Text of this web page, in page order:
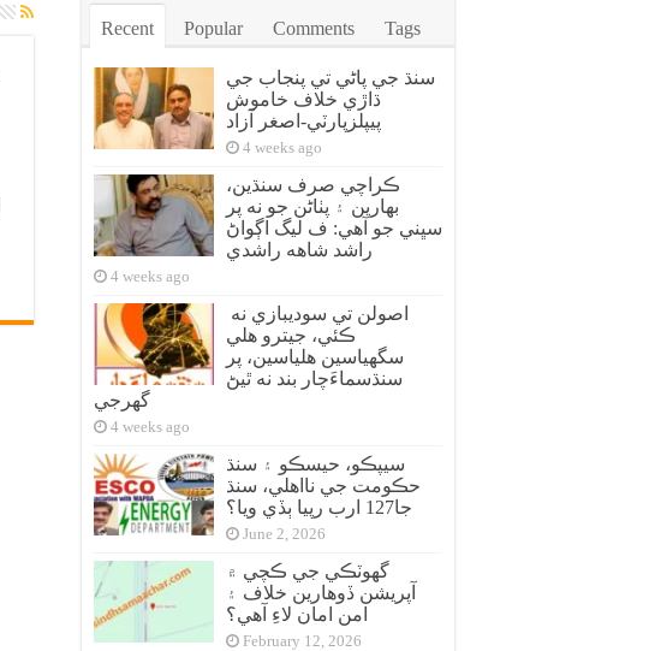
Recent Popular Comments Tags
سنڌ جي پاڻي تي پنجاب جي
ڌاڙي خلاف خاموش
پيپلزپارٽي-اصغر آزاد
4 weeks ago
ڪراچي صرف سنڌين،
بهارين ۽ پٺاڻن جو نه پر
سڀني جو آهي: ف ليگ اڳواڻ
راشد شاهه راشدي
4 weeks ago
ڪئي، جيترو هلي
سگهياسين هلياسين، پر
سنڌسماءَچار بند نه ٿيڻ
گهرجي
4 weeks ago
سيپڪو، حيسڪو ۽ سنڌ
حڪومت جي نااهلي، سنڌ
جا127 ارب رپيا ٻڏي ويا؟
June 2, 2026
گهوٽڪي جي ڪچي ۾
آپريشن ڏوهارين خلاف ۽
امن امان لاءِ آهي؟
February 12, 2026